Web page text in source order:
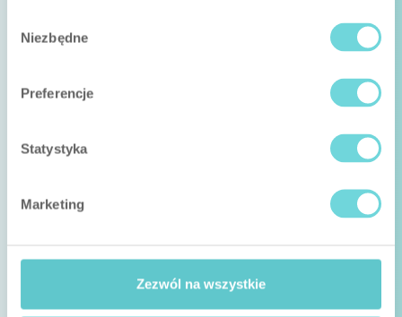
zgody
Niezbędne
Preferencje
Statystyka
Marketing
Zezwól na wszystkie